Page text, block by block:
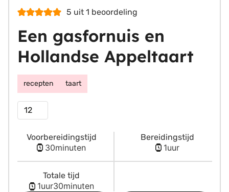
5 uit 1 beoordeling
Een gasfornuis en
Hollandse Appeltaart
recepten taart
Porties
Voorbereidingstijd
30minuten
minuten
Bereidingstijd
1uur
uur
Totale tijd
1uur
uur30minuten
minuten